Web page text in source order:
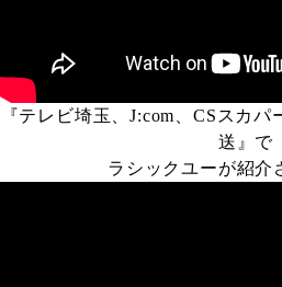
『テレビ埼玉、J:com、CSスカ
送』で
ラシックユーが紹介